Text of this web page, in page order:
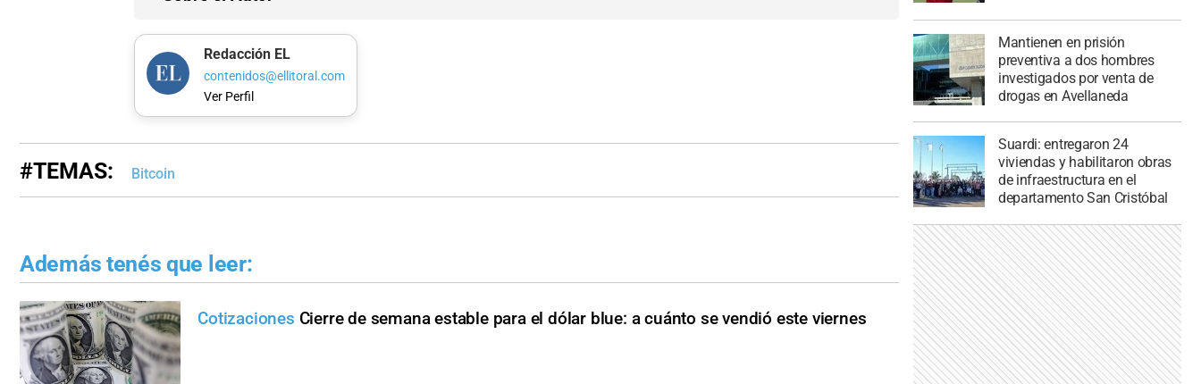
Redacción EL
contenidos@ellitoral.com
Ver Perfil
#TEMAS: Bitcoin
Además tenés que leer:
Cotizaciones Cierre de semana estable para el dólar blue: a cuánto se vendió este viernes
Mantienen en prisión
preventiva a dos hombres
investigados por venta de
drogas en Avellaneda
Suardi: entregaron 24
viviendas y habilitaron obras
de infraestructura en el
departamento San Cristóbal